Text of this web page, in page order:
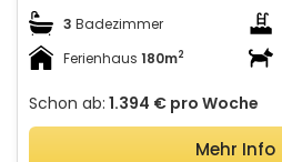
3 Badezimmer
Ferienhaus 180m2
Schon ab: 1.394 € pro Woche
Mehr Info